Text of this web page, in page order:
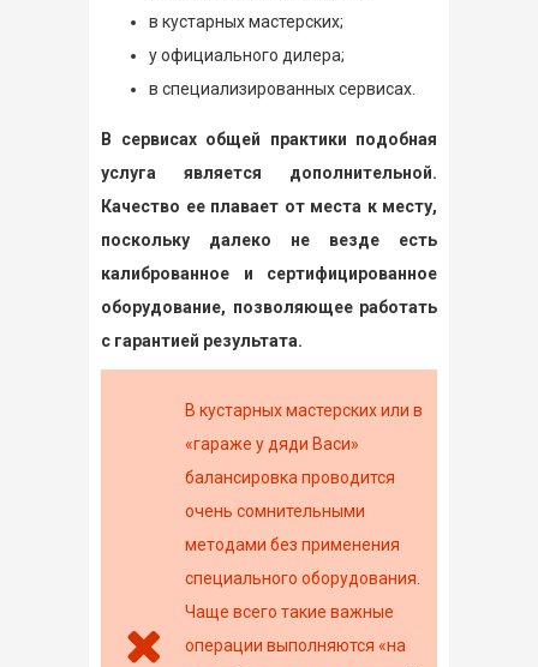
в кустарных мастерских;
у официального дилера;
в специализированных сервисах.
В сервисах общей практики подобная
услуга является дополнительной.
Качество ее плавает от места к месту,
поскольку далеко не везде есть
калиброванное и сертифицированное
оборудование, позволяющее работать
с гарантией результата.
В кустарных мастерских или в
«гараже у дяди Васи»
балансировка проводится
очень сомнительными
методами без применения
специального оборудования.
Чаще всего такие важные
операции выполняются «на